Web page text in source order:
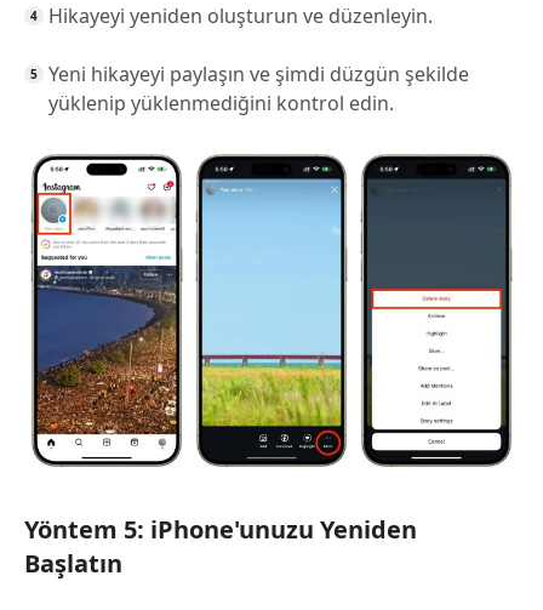
Hikayeyi yeniden oluşturun ve düzenleyin.
Yeni hikayeyi paylaşın ve şimdi düzgün şekilde
yüklenip yüklenmediğini kontrol edin.
Yöntem 5: iPhone'unuzu Yeniden
Başlatın